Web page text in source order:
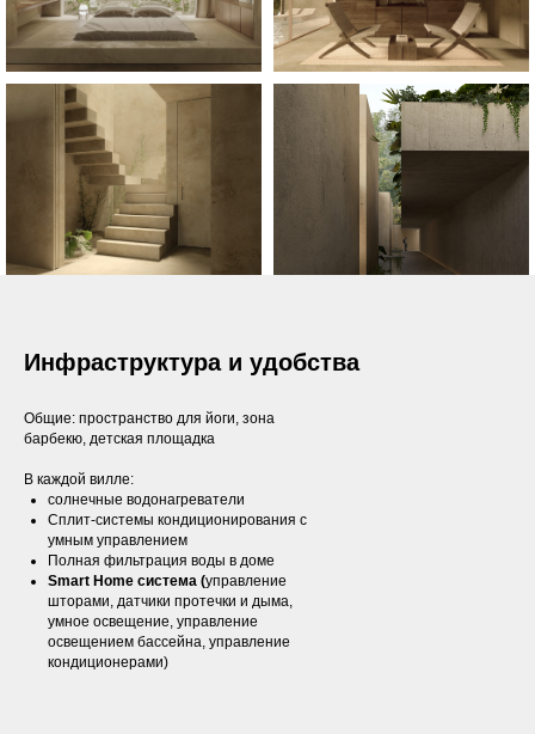
Инфраструктура и удобства
Общие: пространство для йоги, зона
барбекю, детская площадка
В каждой вилле:
солнечные водонагреватели
Сплит-системы кондиционирования с
умным управлением
Полная фильтрация воды в доме
Smart Home система (управление
шторами, датчики протечки и дыма,
умное освещение, управление
освещением бассейна, управление
кондиционерами)